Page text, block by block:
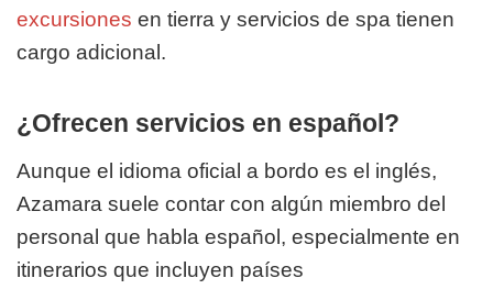
excursiones en tierra y servicios de spa tienen
cargo adicional.
¿Ofrecen servicios en español?
Aunque el idioma oficial a bordo es el inglés,
Azamara suele contar con algún miembro del
personal que habla español, especialmente en
itinerarios que incluyen países